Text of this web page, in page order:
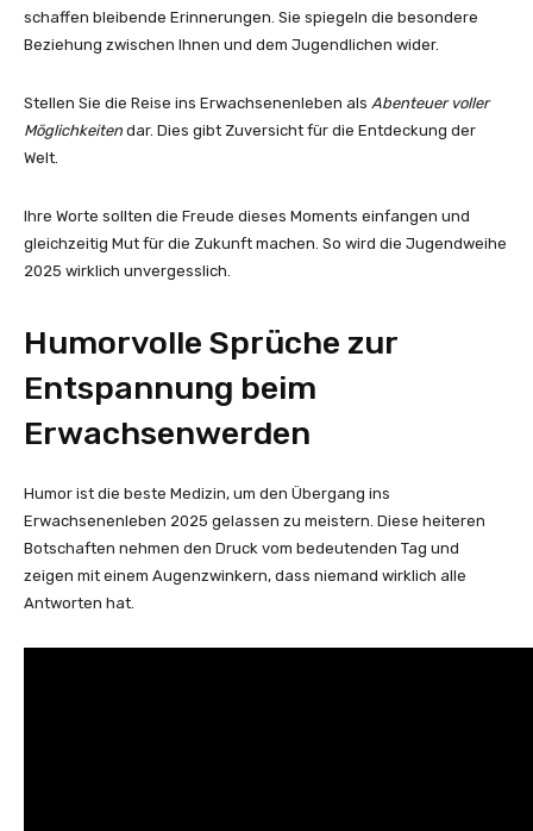
schaffen bleibende Erinnerungen. Sie spiegeln die besondere
Beziehung zwischen Ihnen und dem Jugendlichen wider.
Stellen Sie die Reise ins Erwachsenenleben als Abenteuer voller
Möglichkeiten dar. Dies gibt Zuversicht für die Entdeckung der
Welt.
Ihre Worte sollten die Freude dieses Moments einfangen und
gleichzeitig Mut für die Zukunft machen. So wird die Jugendweihe
2025 wirklich unvergesslich.
Humorvolle Sprüche zur
Entspannung beim
Erwachsenwerden
Humor ist die beste Medizin, um den Übergang ins
Erwachsenenleben 2025 gelassen zu meistern. Diese heiteren
Botschaften nehmen den Druck vom bedeutenden Tag und
zeigen mit einem Augenzwinkern, dass niemand wirklich alle
Antworten hat.